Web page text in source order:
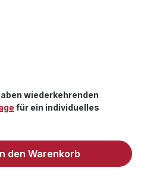
wiederkehrenden
für ein individuelles
Wert
den Warenkorb